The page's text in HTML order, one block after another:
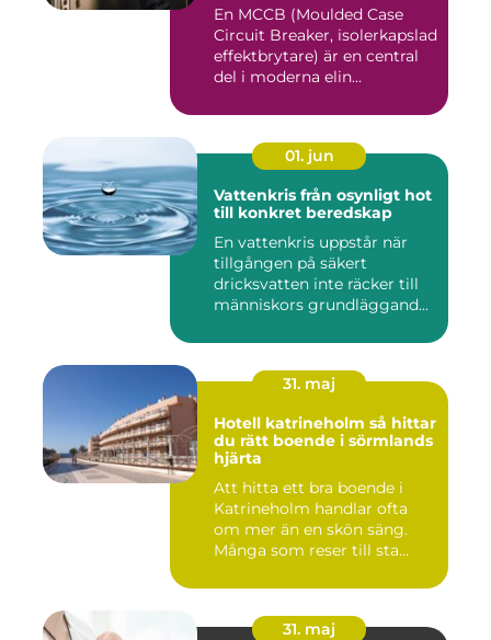
En MCCB (Moulded Case
Circuit Breaker, isolerkapslad
effektbrytare) är en central
del i moderna elin...
01. jun
Vattenkris från osynligt hot
till konkret beredskap
En vattenkris uppstår när
tillgången på säkert
dricksvatten inte räcker till
människors grundläggand...
31. maj
Hotell katrineholm så hittar
du rätt boende i sörmlands
hjärta
Att hitta ett bra boende i
Katrineholm handlar ofta
om mer än en skön säng.
Många som reser till sta...
31. maj